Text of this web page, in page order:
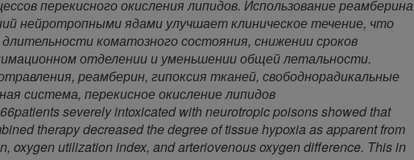
перекисного окисления липидов. Использование реамберина
нейротропными ядами улучшает клиническое течение, что
коматозного состояния, снижении сроков
отделении и уменьшении общей летальности.
реамберин, гипоксия тканей, свободнорадикальные
система, перекисное окисление липидов
severely intoxicated with neurotropic poisons showed that
therapy decreased the degree of tissue hypoxia as apparent from
oxygen utilization index, and arteriovenous oxygen difference. This in